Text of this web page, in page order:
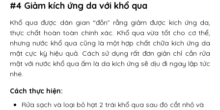
#4 Giảm kích ứng da với khổ qua
Khổ qua được dân gian “đồn” rằng giảm được kích ứng da,
thực chất hoàn toàn chính xác. Khổ qua vừa tốt cho cơ thể,
nhưng nước khổ qua cũng là một hợp chất chữa kích ứng da
mặt cực kỳ hiệu quả. Cách sử dụng rất đơn giản chỉ cần rửa
mặt với nước khổ qua ấm là da kích ứng sẽ dịu đi ngay lập tức
nhé.
Cách thực hiện:
Rửa sạch và loại bỏ hạt 2 trái khổ qua sau đó cắt nhỏ và